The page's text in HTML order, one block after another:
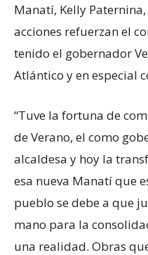
Manatí, Kelly
acciones refuerzan el
tenido el gobernador
Atlántico y en especial
“Tuve la fortuna de
de Verano, el como
alcaldesa y hoy la
esa nueva Manatí que
pueblo se debe a que
mano para la
una realidad. Obras